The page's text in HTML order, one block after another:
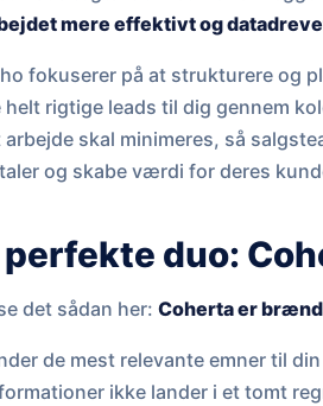
mere effektivt og
fokuserer på at strukturere og
helt rigtige leads til dig gennem
arbejde skal minimeres, så
og skabe værdi for deres
duo:
det sådan her: Coherta er
de mest relevante emner til
ikke lander i et tomt